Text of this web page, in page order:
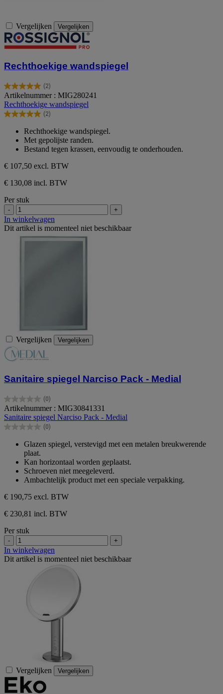
Vergelijken Vergelijken
Rechthoekige wandspiegel
(2)
5.0
van
de
5
beoordelingen
Artikelnummer : MIG280241
Rechthoekige wandspiegel
(2)
5.0
sterren.
2
beoordelingen
Rechthoekige wandspiegel.
Met gepolijste randen.
Bestand tegen krassen, eenvoudig te onderhouden.
€ 107,50 excl. BTW
€ 130,08 incl. BTW
Per stuk
- +
In winkelwagen
Dit artikel is momenteel niet beschikbaar
Vergelijken Vergelijken
Sanitaire spiegel Narciso Pack - Medial
(0)
0.0
van
de
5
Artikelnummer : MIG30841331
Sanitaire spiegel Narciso Pack - Medial
(0)
0.0
sterren.
Glazen spiegel, verstevigd met een metalen breukwerende
plaat.
Kan horizontaal worden geplaatst.
Schroeven niet meegeleverd.
Ambachtelijk product met een speciale verpakking.
€ 190,75 excl. BTW
€ 230,81 incl. BTW
Per stuk
- +
In winkelwagen
Dit artikel is momenteel niet beschikbaar
Vergelijken Vergelijken